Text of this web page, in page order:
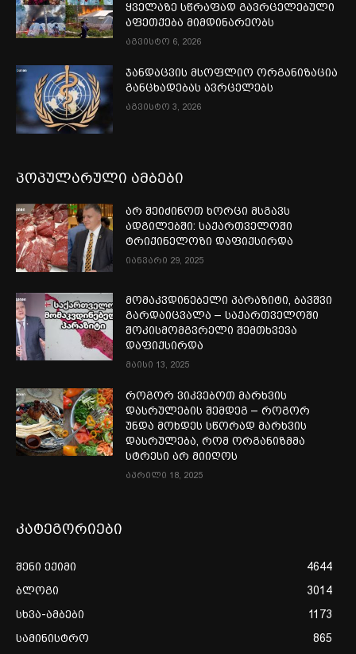
ყველაზე სწრაფად გავრცელებული
აფეთქება მიმდინარეობს
აგვისტო 6, 2026
ჯანდაცვის მსოფლიო ორგანიზაცია
განცხადებას ავრცელებს
აგვისტო 3, 2026
პოპულარული ამბები
არ შეიძინოთ ხორცი მსგავს
ადგილებში: საქართველოში
ტრიქინელოზი დაფიქსირდა
იანვარი 29, 2025
მომაკვდინებელი პარაზიტი, ბავშვი
გარდაიცვალა – საქართველოში
შოკისმომგვრელი შემთხვევა
დაფიქსირდა
მაისი 13, 2025
როგორ ვიკვებოთ მარხვის
დასრულების შემდეგ – როგორ
უნდა მოხდეს სწორად მარხვის
დასრულება, რომ ორგანიზმმა
სტრესი არ მიიღოს
აპრილი 18, 2025
კატეგორიები
შენი ექიმი
4644
ბლოგი
3014
სხვა-ამბები
1173
სამინისტრო
865